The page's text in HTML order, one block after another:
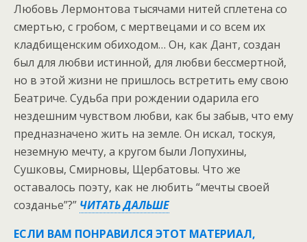
Любовь Лермонтова тысячами нитей сплетена со
смертью, с гробом, с мертвецами и со всем их
кладбищенским обиходом… Он, как Дант, создан
был для любви истинной, для любви бессмертной,
но в этой жизни не пришлось встретить ему свою
Беатриче. Судьба при рождении одарила его
нездешним чувством любви, как бы забыв, что ему
предназначено жить на земле. Он искал, тоскуя,
неземную мечту, а кругом были Лопухины,
Сушковы, Смирновы, Щербатовы. Что же
оставалось поэту, как не любить “мечты своей
созданье”?” ЧИТАТЬ ДАЛЬШЕ
ЕСЛИ ВАМ ПОНРАВИЛСЯ ЭТОТ МАТЕРИАЛ,